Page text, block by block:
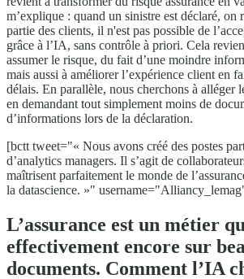
m’explique : quand un sinistre est déclaré, on
partie des clients, il n'est pas possible de
grâce à l’IA, sans contrôle à priori. Cela
assumer le risque, du fait d’une moindre
mais aussi à améliorer l’expérience client en
délais. En parallèle, nous cherchons à alléger
en demandant tout simplement moins de
d’informations lors de la déclaration.
[bctt tweet="« Nous avons créé des postes
d’analytics managers. Il s’agit de
maîtrisent parfaitement le monde de
la datascience. »"
L’assurance est un métier
effectivement encore sur
documents. Comment l’IA